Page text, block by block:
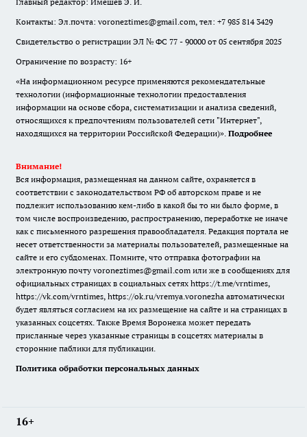
Контакты: Эл.почта: voroneztimes@gmail.com, тел: +7 985 814 3429
Свидетельство о регистрации ЭЛ № ФС 77 - 90000 от 05 сентября 2025
Ограничение по возрасту: 16+
«На информационном ресурсе применяются рекомендательные
технологии (информационные технологии предоставления
информации на основе сбора, систематизации и анализа сведений,
относящихся к предпочтениям пользователей сети "Интернет",
находящихся на территории Российской Федерации)». Подробнее
Внимание!
Вся информация, размещенная на данном сайте, охраняется в
соответствии с законодательством РФ об авторском праве и не
подлежит использованию кем-либо в какой бы то ни было форме, в
том числе воспроизведению, распространению, переработке не иначе
как с письменного разрешения правообладателя. Редакция портала не
несет ответственности за материалы пользователей, размещенные на
сайте и его субдоменах. Помните, что отправка фотографии на
электронную почту voroneztimes@gmail.com или же в сообщениях для
официальных страницах в социальных сетях https://t.me/vrntimes,
https://vk.com/vrntimes, https://ok.ru/vremya.voronezha автоматически
будет являться согласием на их размещение на сайте и на страницах в
указанных соцсетях. Также Время Воронежа может передать
присланные через указанные страницы в соцсетях материалы в
сторонние паблики для публикации.
Политика обработки персональных данных
16+